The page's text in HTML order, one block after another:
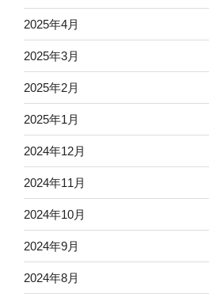
2025年4月
2025年3月
2025年2月
2025年1月
2024年12月
2024年11月
2024年10月
2024年9月
2024年8月